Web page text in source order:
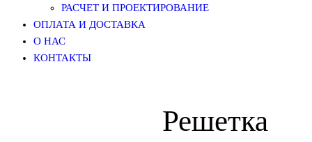
РАСЧЕТ И ПРОЕКТИРОВАНИЕ
ОПЛАТА И ДОСТАВКА
О НАС
КОНТАКТЫ
Решетка